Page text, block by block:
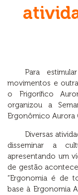
Para
movimentos e
o Frigorífico
organizou a
Ergonômico Aurora
Diversas
disseminar a
apresentando um
de gestão
“Ergonomia é de
base à Ergonomia